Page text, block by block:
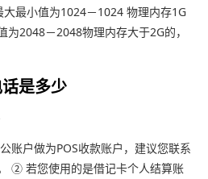
最小值为1024－1024 物理内存1G
2048－2048物理内存大于2G的，
是多少
账户做为POS收款账户，建议您联系
② 若您使用的是借记卡个人结算账